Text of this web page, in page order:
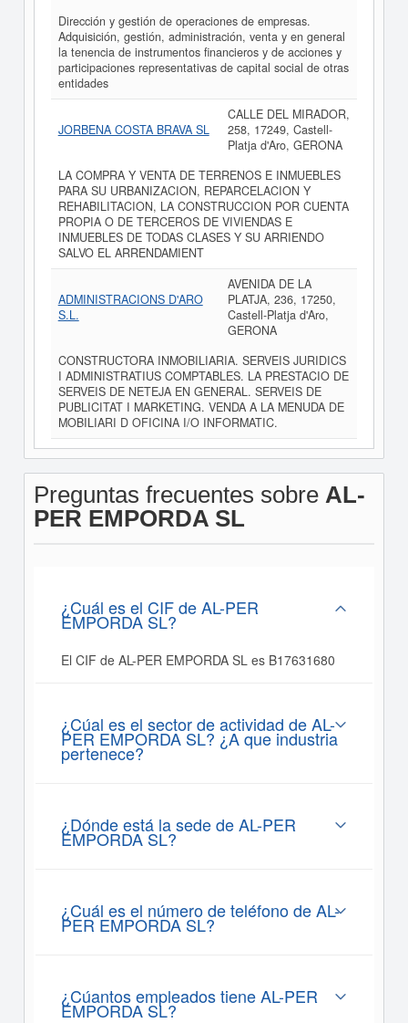
Dirección y gestión de operaciones de empresas.
Adquisición, gestión, administración, venta y en general
la tenencia de instrumentos financieros y de acciones y
participaciones representativas de capital social de otras
entidades
JORBENA COSTA BRAVA SL
CALLE DEL MIRADOR,
258, 17249, Castell-
Platja d'Aro, GERONA
LA COMPRA Y VENTA DE TERRENOS E INMUEBLES
PARA SU URBANIZACION, REPARCELACION Y
REHABILITACION, LA CONSTRUCCION POR CUENTA
PROPIA O DE TERCEROS DE VIVIENDAS E
INMUEBLES DE TODAS CLASES Y SU ARRIENDO
SALVO EL ARRENDAMIENT
ADMINISTRACIONS D'ARO
S.L.
AVENIDA DE LA
PLATJA, 236, 17250,
Castell-Platja d'Aro,
GERONA
CONSTRUCTORA INMOBILIARIA. SERVEIS JURIDICS
I ADMINISTRATIUS COMPTABLES. LA PRESTACIO DE
SERVEIS DE NETEJA EN GENERAL. SERVEIS DE
PUBLICITAT I MARKETING. VENDA A LA MENUDA DE
MOBILIARI D OFICINA I/O INFORMATIC.
Preguntas frecuentes sobre AL-
PER EMPORDA SL
¿Cuál es el CIF de AL-PER
EMPORDA SL?
El CIF de AL-PER EMPORDA SL es B17631680
¿Cúal es el sector de actividad de AL-
PER EMPORDA SL? ¿A que industria
pertenece?
¿Dónde está la sede de AL-PER
EMPORDA SL?
¿Cuál es el número de teléfono de AL-
PER EMPORDA SL?
¿Cúantos empleados tiene AL-PER
EMPORDA SL?